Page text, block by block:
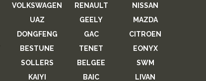
VOLKSWAGEN RENAULT
NISSAN
UAZ GEELY
MAZDA
DONGFENG GAC
CITROEN
BESTUNE TENET
EONYX
SOLLERS BELGEE
SWM
KAIYI BAIC LIVAN